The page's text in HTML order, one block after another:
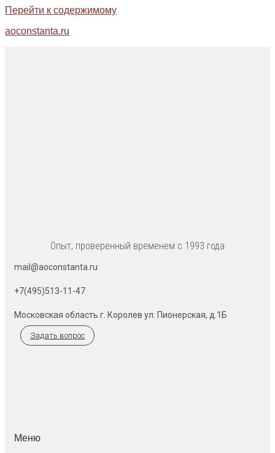
Перейти к содержимому
aoconstanta.ru
Опыт, проверенный временем с 1993 года
mail@aoconstanta.ru
+7(495)513-11-47
Московская область г. Королев ул. Пионерская, д.1Б
Задать вопрос
Меню